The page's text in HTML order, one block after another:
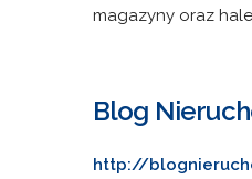
magazyny oraz
Blog
http://